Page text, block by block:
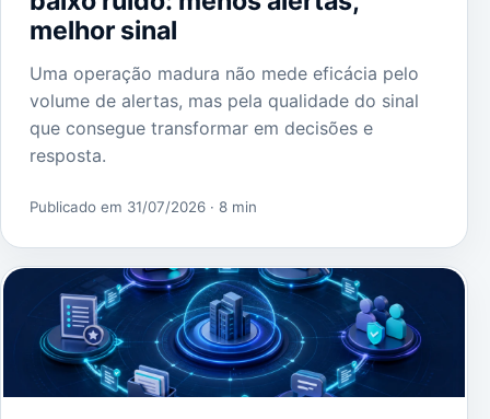
melhor sinal
Uma operação madura não mede eficácia pelo
volume de alertas, mas pela qualidade do sinal
que consegue transformar em decisões e
resposta.
Publicado em 31/07/2026· 8 min